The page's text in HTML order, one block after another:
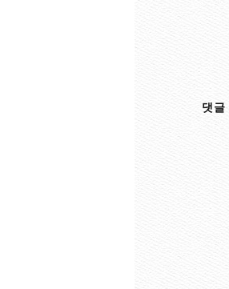
댓글